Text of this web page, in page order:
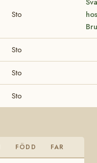
Sto
Sto
Sto
Sto
FÖDD FAR